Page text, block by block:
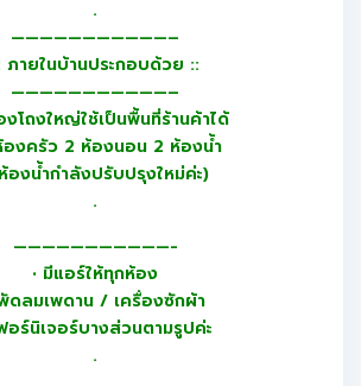
.
———————————–
ภายในบ้านประกอบด้วย ::
———————————–
งโถงใหญ่ใช้เป็นพื้นที่ร้านค้าได้
องครัว 2 ห้องนอน 2 ห้องน้ำ
องน้ำกำลังปรับปรุงใหม่ค่ะ)
.
———————————-
• มีแอร์ให้ทุกห้อง
ดลมเพดาน / เครื่องซักผ้า
ฟอร์นิเจอร์บางส่วนตามรูปค่ะ
.